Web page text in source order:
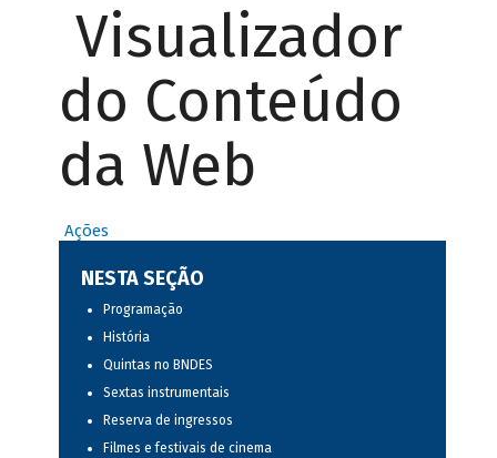
Visualizador
do Conteúdo
da Web
Ações
NESTA SEÇÃO
Programação
História
Quintas no BNDES
Sextas instrumentais
Reserva de ingressos
Filmes e festivais de cinema